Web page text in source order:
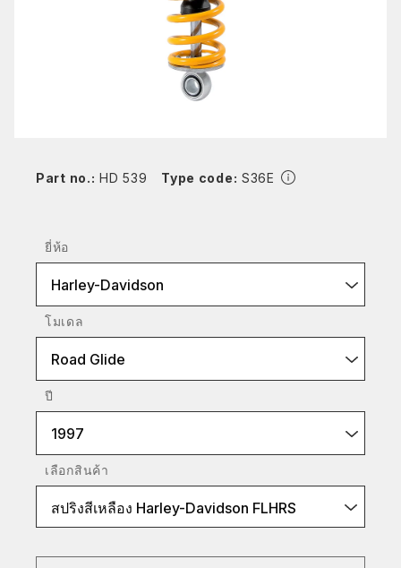
Part no.: HD 539 Type code: S36E
ยี่ห้อ
Harley-Davidson
โมเดล
Road Glide
ปี
1997
เลือกสินค้า
สปริงสีเหลือง Harley-Davidson FLHRS